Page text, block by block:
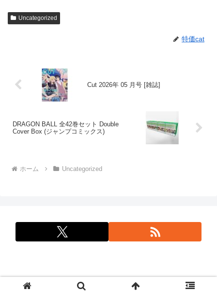
Uncategorized
特価cat
Cut 2026年 05 月号 [雑誌]
DRAGON BALL 全42巻セット Double
Cover Box (ジャンプコミックス)
ホーム Uncategorized
問合せ: info@tokkacat.com © 2025 特価cat.